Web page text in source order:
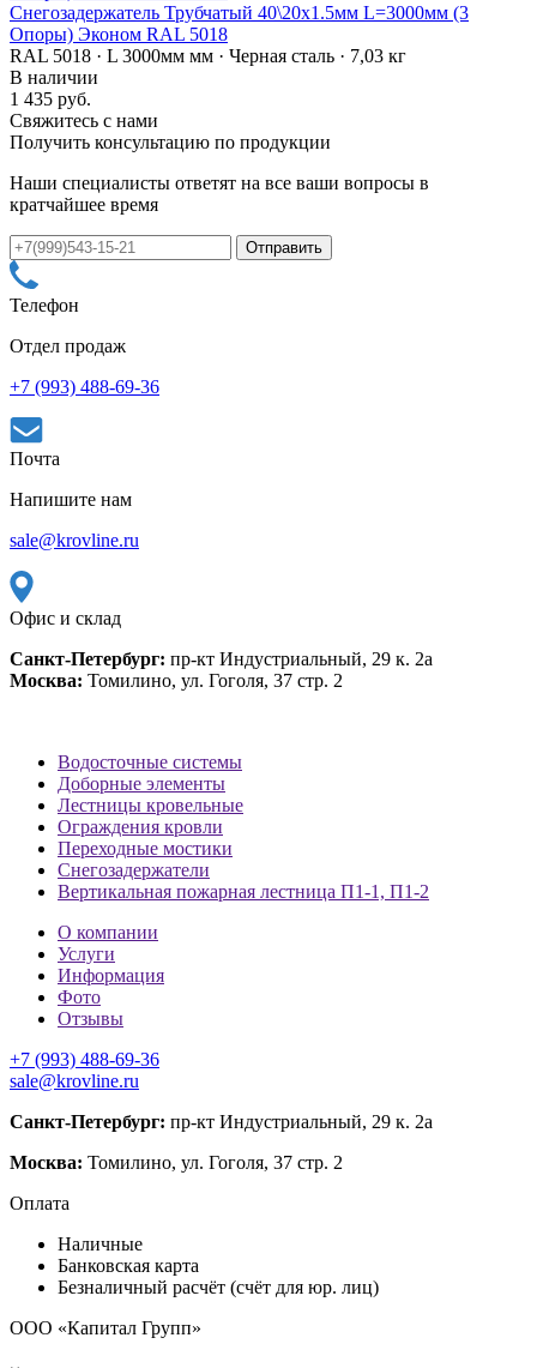
Снегозадержатель Трубчатый 40\20х1.5мм L=3000мм (3
Опоры) Эконом RAL 5018
RAL 5018 · L 3000мм мм · Черная сталь · 7,03 кг
В наличии
1 435 руб.
Свяжитесь с нами
Получить консультацию по продукции
Наши специалисты ответят на все ваши вопросы в
кратчайшее время
Телефон
Отдел продаж
+7 (993) 488-69-36
Почта
Напишите нам
sale@krovline.ru
Офис и склад
Санкт-Петербург: пр-кт Индустриальный, 29 к. 2а
Москва: Томилино, ул. Гоголя, 37 стр. 2
Водосточные системы
Доборные элементы
Лестницы кровельные
Ограждения кровли
Переходные мостики
Снегозадержатели
Вертикальная пожарная лестница П1-1, П1-2
О компании
Услуги
Информация
Фото
Отзывы
+7 (993) 488-69-36
sale@krovline.ru
Санкт-Петербург: пр-кт Индустриальный, 29 к. 2а
Москва: Томилино, ул. Гоголя, 37 стр. 2
Оплата
Наличные
Банковская карта
Безналичный расчёт (счёт для юр. лиц)
ООО «Капитал Групп»